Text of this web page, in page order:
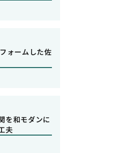
ォームした佐
を和モダンに
夫